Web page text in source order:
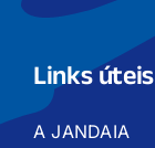
Links úteis
A JANDAIA